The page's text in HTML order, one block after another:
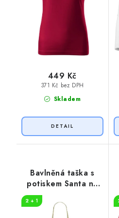
Skladem
371 Kč bez DPH
449 Kč
Bavlněná taška s
potiskem Santa na
2 + 1